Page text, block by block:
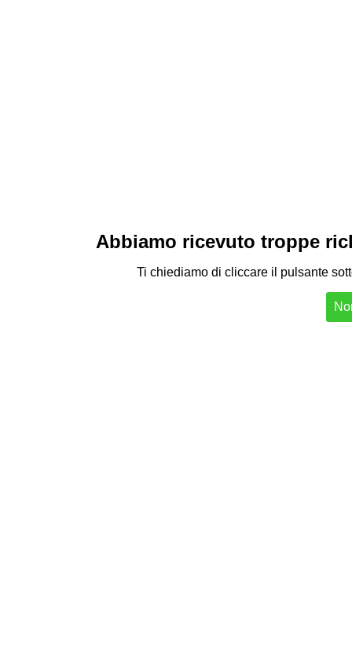
Abbiamo ricevuto troppe
Ti chiediamo di cliccare il pulsante